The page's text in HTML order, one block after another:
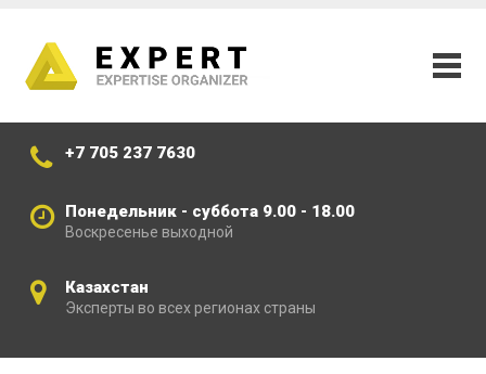
+7 705 237 7630
Понедельник - суббота 9.00 - 18.00
Воскресенье выходной
Казахстан
Эксперты во всех регионах страны